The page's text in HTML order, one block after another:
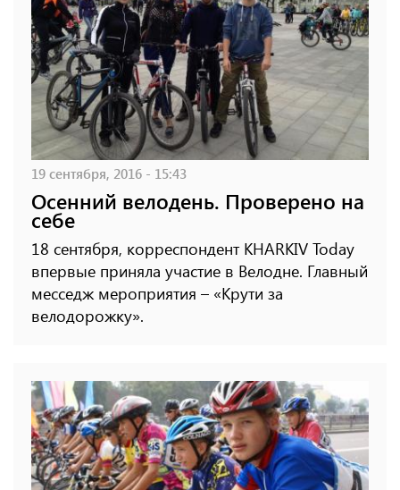
19 сентября, 2016 - 15:43
Осенний велодень. Проверено на
себе
18 сентября, корреспондент KHARKIV Today
впервые приняла участие в Велодне. Главный
месседж мероприятия – «Крути за
велодорожку».